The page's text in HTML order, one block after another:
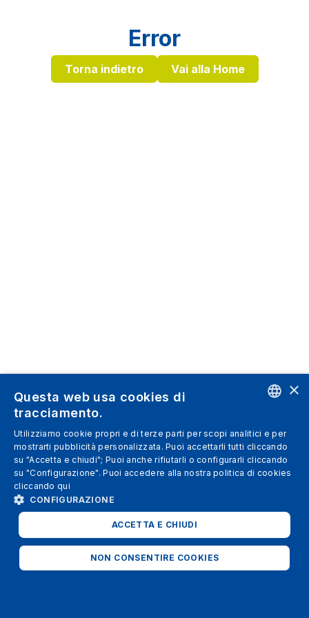
Error
Torna indietro Vai alla Home
SPANISH
ITALIAN
FRENCH
×
Questa web usa cookies di
tracciamento.
Utilizziamo cookie propri e di terze parti per scopi analitici e per
mostrarti pubblicità personalizzata. Puoi accettarli tutti cliccando
su "Accetta e chiudi"; Puoi anche rifiutarli o configurarli cliccando
su "Configurazione". Puoi accedere alla nostra politica di cookies
cliccando qui
CONFIGURAZIONE
ACCETTA E CHIUDI
NON CONSENTIRE COOKIES